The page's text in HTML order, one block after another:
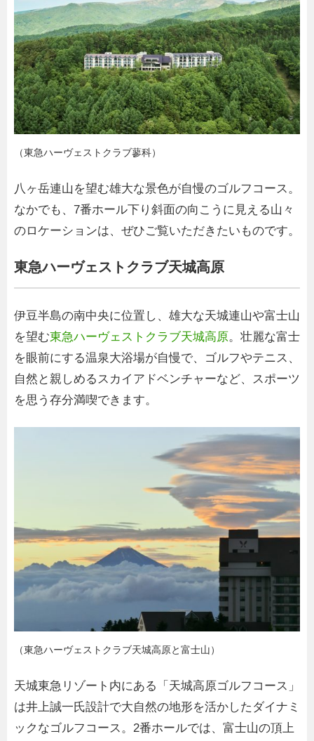
（東急ハーヴェストクラブ蓼科）
八ヶ岳連山を望む雄大な景色が自慢のゴルフコース。
なかでも、7番ホール下り斜面の向こうに見える山々
のロケーションは、ぜひご覧いただきたいものです。
東急ハーヴェストクラブ天城高原
伊豆半島の南中央に位置し、雄大な天城連山や富士山
を望む東急ハーヴェストクラブ天城高原。壮麗な富士
を眼前にする温泉大浴場が自慢で、ゴルフやテニス、
自然と親しめるスカイアドベンチャーなど、スポーツ
を思う存分満喫できます。
（東急ハーヴェストクラブ天城高原と富士山）
天城東急リゾート内にある「天城高原ゴルフコース」
は井上誠一氏設計で大自然の地形を活かしたダイナミ
ックなゴルフコース。2番ホールでは、富士山の頂上